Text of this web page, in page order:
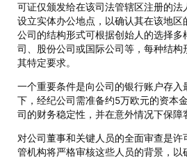
可证仅颁发给在该司法管辖区注册的法
设立实体办公地点，以确认其在该地区
公司的结构形式可根据创始人的选择多
司、股份公司或国际公司等，每种结
其特定要求。
一个重要条件是向公司的银行账户存
下，经纪公司需准备约5万欧元的资本
司的财务稳定性，并在意外情况下保障
对公司董事和关键人员的全面审查是
管机构将严格审核这些人员的背景，以